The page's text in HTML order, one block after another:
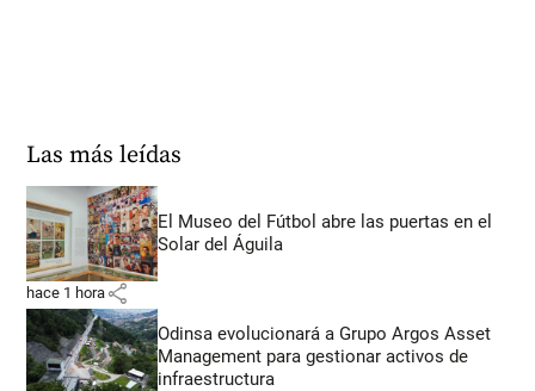
Las más leídas
El Museo del Fútbol abre las puertas en el
Solar del Águila
hace 1 hora share
Odinsa evolucionará a Grupo Argos Asset
Management para gestionar activos de
infraestructura